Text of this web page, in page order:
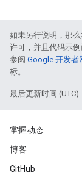
如未另行说明，那
许可，并且代码示
参阅 Google 开发者
标。
最后更新时间 (UTC)
掌握动态
博客
GitHub